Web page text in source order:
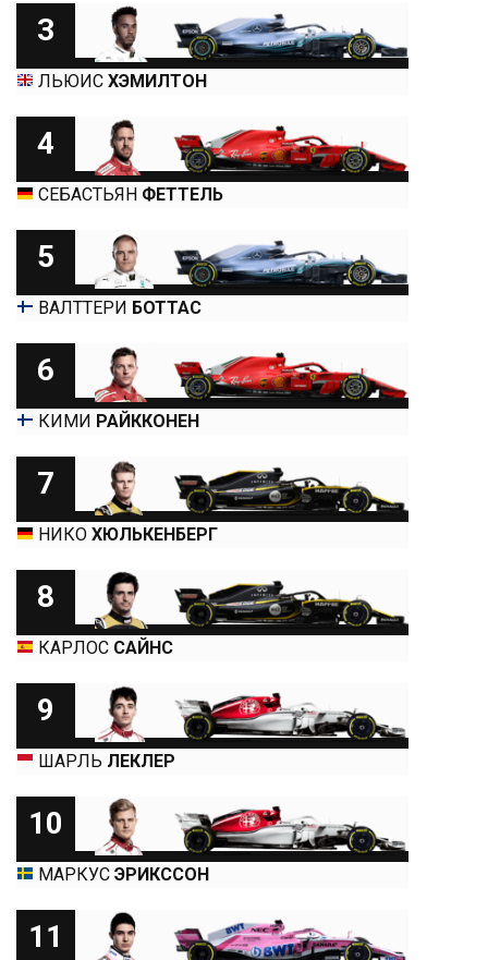
3
ЛЬЮИС ХЭМИЛТОН
4
СЕБАСТЬЯН ФЕТТЕЛЬ
5
ВАЛТТЕРИ БОТТАС
6
КИМИ РАЙККОНЕН
7
НИКО ХЮЛЬКЕНБЕРГ
8
КАРЛОС САЙНС
9
ШАРЛЬ ЛЕКЛЕР
10
МАРКУС ЭРИКССОН
11